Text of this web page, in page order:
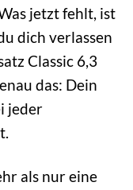
jetzt fehlt, ist
dich verlassen
Classic 6,3
das: Dein
jeder
als nur eine